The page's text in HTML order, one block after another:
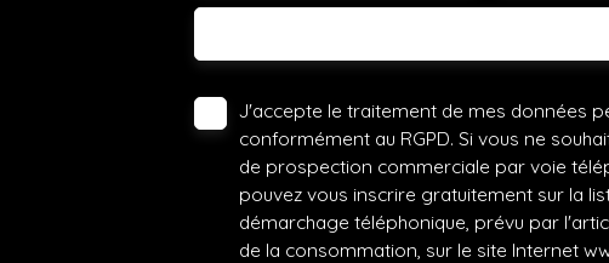
J'accepte le traitement de mes données
conformément au RGPD. Si vous ne
de prospection commerciale par voie
pouvez vous inscrire gratuitement sur la
démarchage téléphonique, prévu par
de la consommation, sur le site Internet